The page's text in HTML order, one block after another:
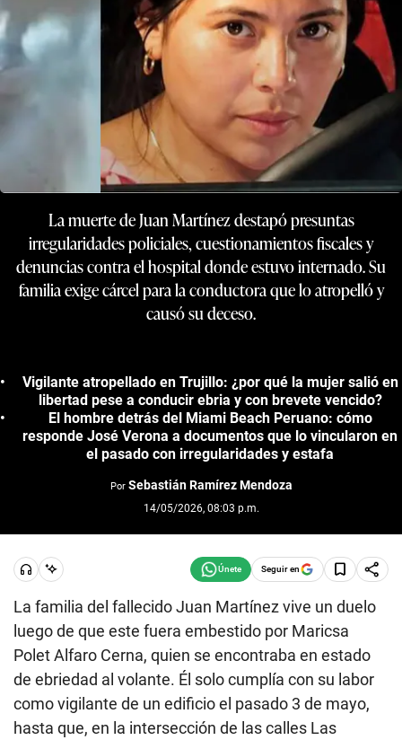
La muerte de Juan Martínez destapó presuntas
irregularidades policiales, cuestionamientos fiscales y
denuncias contra el hospital donde estuvo internado. Su
familia exige cárcel para la conductora que lo atropelló y
causó su deceso.
Vigilante atropellado en Trujillo: ¿por qué la mujer salió en
libertad pese a conducir ebria y con brevete vencido?
El hombre detrás del Miami Beach Peruano: cómo
responde José Verona a documentos que lo vincularon en
el pasado con irregularidades y estafa
Por Sebastián Ramírez Mendoza
14/05/2026, 08:03 p.m.
Seguir en
La familia del fallecido Juan Martínez vive un duelo
luego de que este fuera embestido por Maricsa
Polet Alfaro Cerna, quien se encontraba en estado
de ebriedad al volante. Él solo cumplía con su labor
como vigilante de un edificio el pasado 3 de mayo,
hasta que, en la intersección de las calles Las